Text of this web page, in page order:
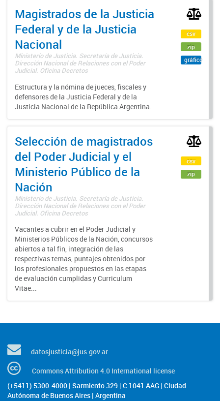
Magistrados de la Justicia
Federal y de la Justicia
Nacional
Ministerio de Justicia. Secretaría de Justicia.
Dirección Nacional de Relaciones con el Poder
Judicial. Oficina Decretos
Estructura y la nómina de jueces, fiscales y
defensores de la Justicia Federal y de la
Justicia Nacional de la República Argentina.
csv
zip
gráfico
Selección de magistrados
del Poder Judicial y el
Ministerio Público de la
Nación
Ministerio de Justicia. Secretaría de Justicia.
Dirección Nacional de Relaciones con el Poder
Judicial. Oficina Decretos
Vacantes a cubrir en el Poder Judicial y
Ministerios Públicos de la Nación, concursos
abiertos a tal fin, integración de las
respectivas ternas, puntajes obtenidos por
los profesionales propuestos en las etapas
de evaluación cumplidas y Curriculum
Vitae...
csv
zip
datosjusticia@jus.gov.ar
Commons Attribution 4.0 International license
(+5411) 5300-4000 | Sarmiento 329 | C 1041 AAG | Ciudad
Autónoma de Buenos Aires | Argentina